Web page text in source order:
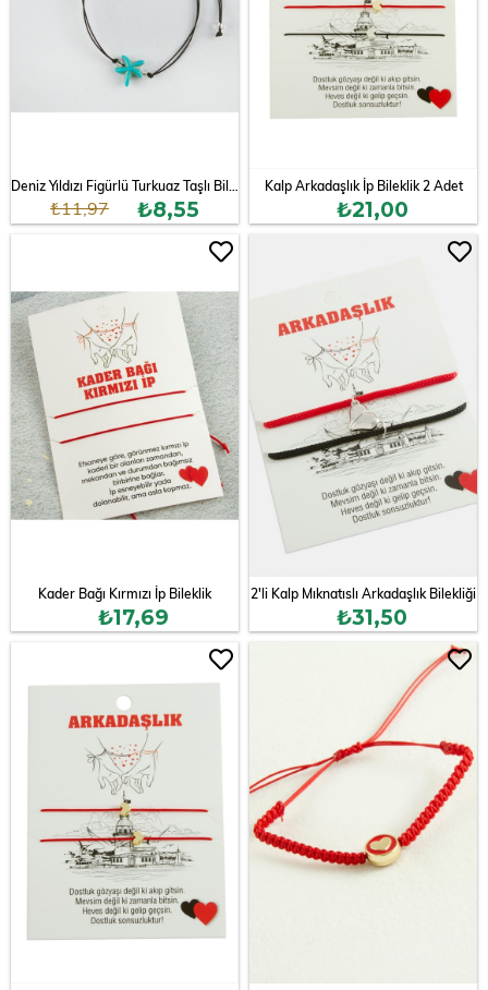
Deniz Yıldızı Figürlü Turkuaz Taşlı Bileklik
₺8,55
₺11,97
Kalp Arkadaşlık İp Bileklik 2 Adet
₺21,00
Kader Bağı Kırmızı İp Bileklik
₺17,69
2'li Kalp Mıknatıslı Arkadaşlık Bilekliği
₺31,50